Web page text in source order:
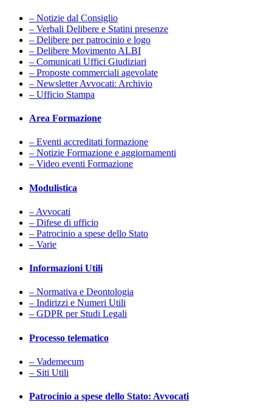
– Notizie dal Consiglio
– Verbali Delibere e Statini presenze
– Delibere per patrocinio e logo
– Delibere Movimento ALBI
– Comunicati Uffici Giudiziari
– Proposte commerciali agevolate
– Newsletter Avvocati: Archivio
– Ufficio Stampa
Area Formazione
– Eventi accreditati formazione
– Notizie Formazione e aggiornamenti
– Video eventi Formazione
Modulistica
– Avvocati
– Difese di ufficio
– Patrocinio a spese dello Stato
– Varie
Informazioni Utili
– Normativa e Deontologia
– Indirizzi e Numeri Utili
– GDPR per Studi Legali
Processo telematico
– Vademecum
– Siti Utili
Patrocinio a spese dello Stato: Avvocati